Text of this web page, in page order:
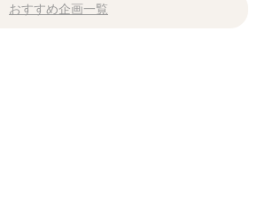
おすすめ企画一覧